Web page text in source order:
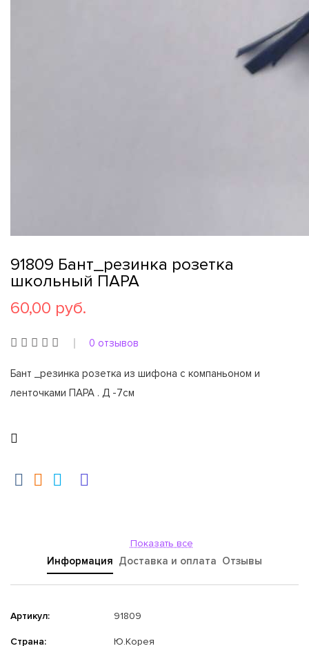
91809 Бант_резинка розетка
школьный ПАРА
60,00 руб.
0 отзывов
Бант _резинка розетка из шифона с компаньоном и
ленточками ПАРА . Д -7см
Показать все
Информация Доставка и оплата Отзывы
Артикул: 91809
Страна: Ю.Корея